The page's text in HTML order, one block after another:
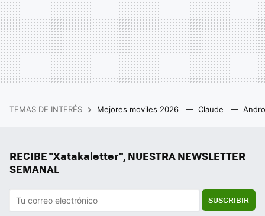
TEMAS DE INTERÉS Mejores moviles 2026 Claude
RECIBE "Xatakaletter", NUESTRA NEWSLETTER
SEMANAL
SUSCRIBIR